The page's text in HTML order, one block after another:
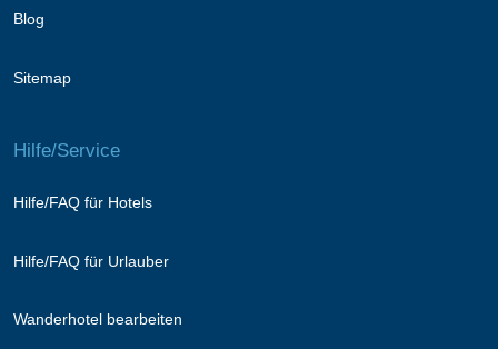
Blog
Sitemap
Hilfe/Service
Hilfe/FAQ für Hotels
Hilfe/FAQ für Urlauber
Wanderhotel bearbeiten